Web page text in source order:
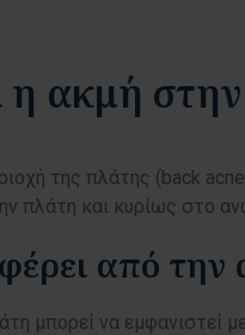
η ακμή
της πλάτης (back
πλάτη και κυρίως στο
από
μπορεί να εμφανιστεί με